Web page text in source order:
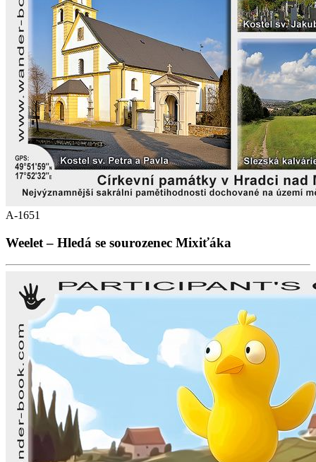
A-1651
Weelet – Hledá se sourozenec Mixiťáka